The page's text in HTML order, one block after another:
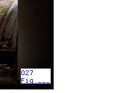
027
Fig.___